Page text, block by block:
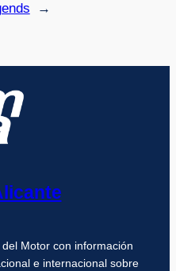
→
Motor con información
e internacional sobre